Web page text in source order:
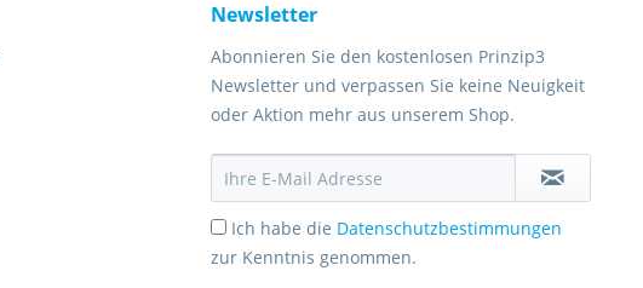
Newsletter
Abonnieren Sie den kostenlosen Prinzip3
Newsletter und verpassen Sie keine Neuigkeit
oder Aktion mehr aus unserem Shop.
Ich habe die Datenschutzbestimmungen
zur Kenntnis genommen.